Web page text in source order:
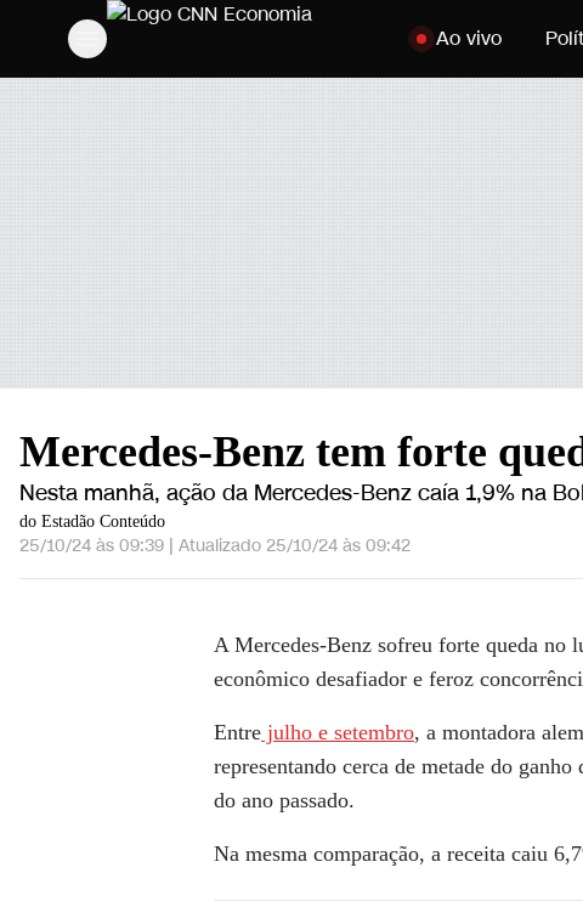
Pular para o conteúdo
Ao vivo
Mercedes-Benz tem forte
Nesta manhã, ação da Mercedes-Benz caía 1,9% na
do Estadão Conteúdo
25/10/24 às 09:39 | Atualizado 25/10/24 às 09:42
A Mercedes-Benz sofreu forte queda no
econômico desafiador e feroz
Entre julho e setembro, a montadora
representando cerca de metade do
do ano passado.
Na mesma comparação, a receita caiu